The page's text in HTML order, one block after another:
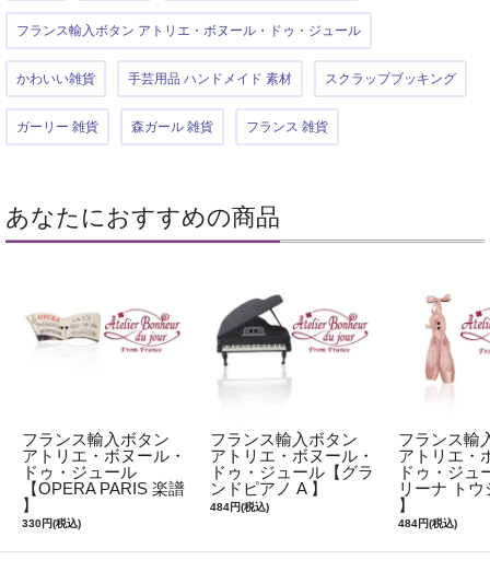
フランス輸入ボタン アトリエ・ボヌール・ドゥ・ジュール
かわいい雑貨 手芸用品 ハンドメイド 素材 スクラップブッキング
ガーリー 雑貨 森ガール 雑貨 フランス 雑貨
あなたにおすすめの商品
フランス輸入ボタン
アトリエ・ボヌール・
ドゥ・ジュール
【OPERA PARIS 楽譜
】
330円(税込)
フランス輸入ボタン
アトリエ・ボヌール・
ドゥ・ジュール【グラ
ンドピアノ A 】
484円(税込)
フランス輸
アトリエ・
ドゥ・ジュ
リーナ ト
】
484円(税込)